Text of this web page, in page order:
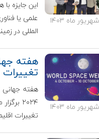
این جایزه
علمی یا
المللی در
تغییرات